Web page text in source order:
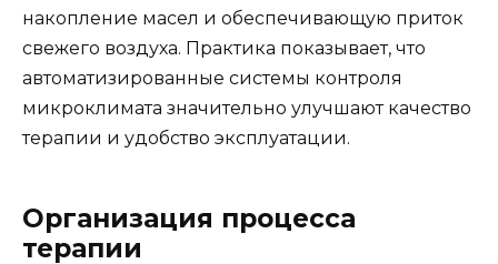
накопление масел и обеспечивающую приток
свежего воздуха. Практика показывает, что
автоматизированные системы контроля
микроклимата значительно улучшают качество
терапии и удобство эксплуатации.
Организация процесса
терапии